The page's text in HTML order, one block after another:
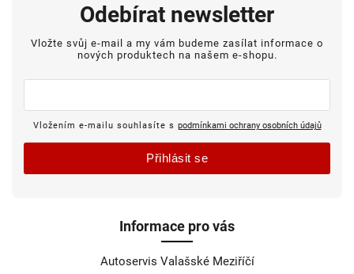
Informace pro vás
Autoservis Valašské Meziříčí
Odebírat newsletter
Vložte svůj e-mail a my vám budeme zasílat informace o
nových produktech na našem e-shopu.
Vložením e-mailu souhlasíte s podmínkami ochrany osobních údajů
Přihlásit se